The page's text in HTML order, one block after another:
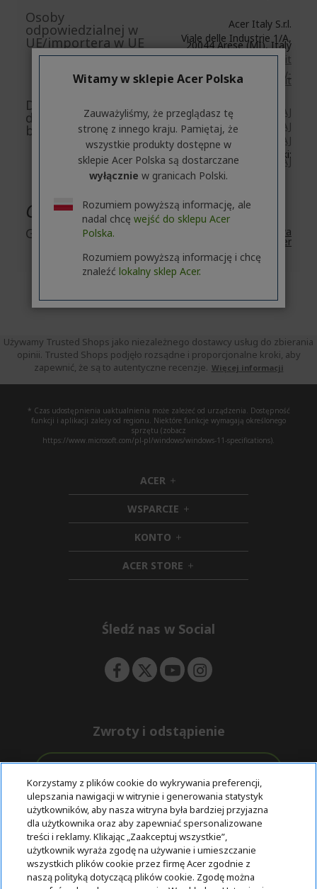
Osoby
odpowiedzialnej w
UE/importera w UE
Acer Italy S.r.l.
Viale delle Industrie 1/A,
20044 Arese (MI), Italy
https://www.acer.com/it-it
E-mail:
acer-italy-
srl@legalmail.it
Dokumenty / obrazy
dot.
bezpieczeństwa
Akcesoria: dostępne
TUTAJ
Łączność: dostępne
TUTAJ
E-hulajnogi: dostępne
TUTAJ
Inteligentny rower miejski:
dostępne TUTAJ
Gwarancja
Gwarancja Standardowa
gwarancja firmy Acer
Używamy Trusted Shops jako niezależnego dostawcy usług do zbierania
opinii. Trusted Shops podjęło rozsądne i proporcjonalne kroki, aby
zapewnić, że są to autentyczne recenzje. Więcej informacji
* Czas udostępnienia uaktualnienia może zależeć od urządzenia. Dostępność
funkcji i aplikacji zależy od regionu. Niektóre funkcje wymagają określonego
sprzętu (zobacz
https://www.microsoft.com/pl-pl/windows/windows-11-specifications).
ACER h
i
d
d
e
n
WSPARCIE h
i
d
e
n
KONTO h
i
d
d
ACER STORE h
i
e
Śledź nas w Social
Zwroty i odstąpienie
Darmowa
ekspresowa
dostawa
Wsparcie
przed i po
zakupie
Bezpieczne
płatności
© 2025 Acer Inc.
Firma CPYou BV jest autoryzowanym sprzedawcą produktów i
Korzystamy z plików cookie do wykrywania preferencji,
ulepszania nawigacji w witrynie i generowania statystyk
użytkowników, aby nasza witryna była bardziej przyjazna
dla użytkownika oraz aby zapewniać spersonalizowane
treści i reklamy. Klikając „Zaakceptuj wszystkie”,
użytkownik wyraża zgodę na używanie i umieszczanie
wszystkich plików cookie przez firmę Acer zgodnie z
naszą polityką dotyczącą plików cookie. Zgodę można
Witamy w sklepie Acer Polska
Zauważyliśmy, że przeglądasz tę
stronę z innego kraju. Pamiętaj, że
wszystkie produkty dostępne w
sklepie Acer Polska są dostarczane
wyłącznie w granicach Polski.
Rozumiem powyższą informację, ale
nadal chcę wejść do sklepu Acer
Polska.
Rozumiem powyższą informację i chcę
znaleźć lokalny sklep Acer.